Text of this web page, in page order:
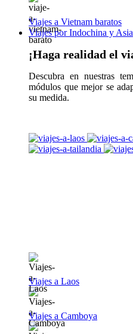
Viajes a Vietnam baratos
Viajes por Indochina y Asia
¡Haga realidad el
Descubra en nuestras
módulos que mejor se
su medida.
Viajes a Laos
Viajes a Camboya